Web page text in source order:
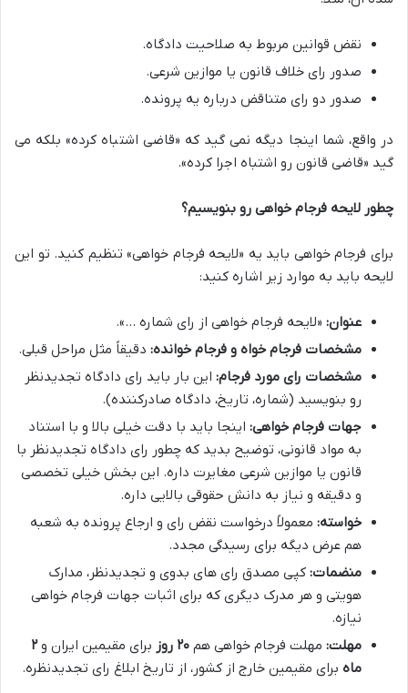
نقض قوانین مربوط به صلاحیت دادگاه.
صدور رای خلاف قانون یا موازین شرعی.
صدور دو رای متناقض درباره یه پرونده.
در واقع، شما اینجا دیگه نمی گید که «قاضی اشتباه کرده» بلکه می
گید «قاضی قانون رو اشتباه اجرا کرده».
چطور لایحه فرجام خواهی رو بنویسیم؟
برای فرجام خواهی باید یه «لایحه فرجام خواهی» تنظیم کنید. تو این
لایحه باید به موارد زیر اشاره کنید:
عنوان: «لایحه فرجام خواهی از رای شماره …».
مشخصات فرجام خواه و فرجام خوانده: دقیقاً مثل مراحل قبلی.
مشخصات رای مورد فرجام: این بار باید رای دادگاه تجدیدنظر
رو بنویسید (شماره، تاریخ، دادگاه صادرکننده).
جهات فرجام خواهی: اینجا باید با دقت خیلی بالا و با استناد
به مواد قانونی، توضیح بدید که چطور رای دادگاه تجدیدنظر با
قانون یا موازین شرعی مغایرت داره. این بخش خیلی تخصصی
و دقیقه و نیاز به دانش حقوقی بالایی داره.
خواسته: معمولاً درخواست نقض رای و ارجاع پرونده به شعبه
هم عرض دیگه برای رسیدگی مجدد.
منضمات: کپی مصدق رای های بدوی و تجدیدنظر، مدارک
هویتی و هر مدرک دیگری که برای اثبات جهات فرجام خواهی
نیازه.
مهلت: مهلت فرجام خواهی هم ۲۰ روز برای مقیمین ایران و۲
ماه برای مقیمین خارج از کشور، از تاریخ ابلاغ رای تجدیدنظره.